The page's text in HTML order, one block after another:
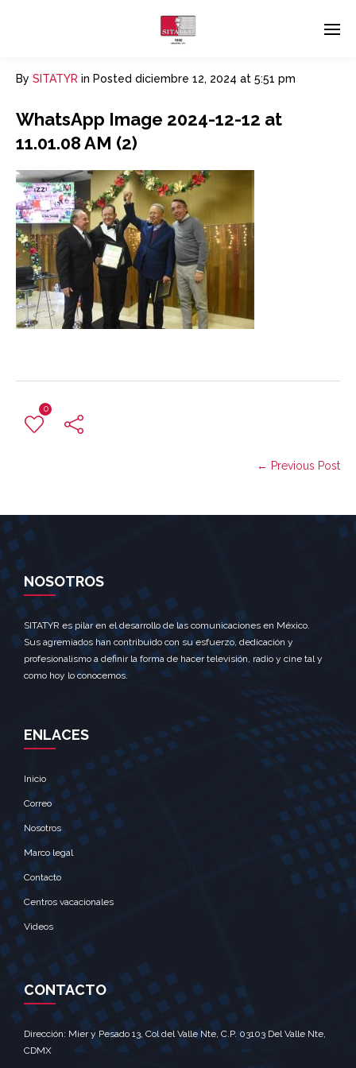
By SITATYR in Posted diciembre 12, 2024 at 5:51 pm
WhatsApp Image 2024-12-12 at
11.01.08 AM (2)
0
← Previous Post
NOSOTROS
SITATYR es pilar en el desarrollo de las comunicaciones en México.
Sus agremiados han contribuido con su esfuerzo, dedicación y
profesionalismo a definir la forma de hacer televisión, radio y cine tal y
como hoy lo conocemos.
ENLACES
Inicio
Correo
Nosotros
Marco legal
Contacto
Centros vacacionales
Videos
CONTACTO
Dirección: Mier y Pesado 13, Col del Valle Nte, C.P. 03103 Del Valle Nte,
CDMX‎